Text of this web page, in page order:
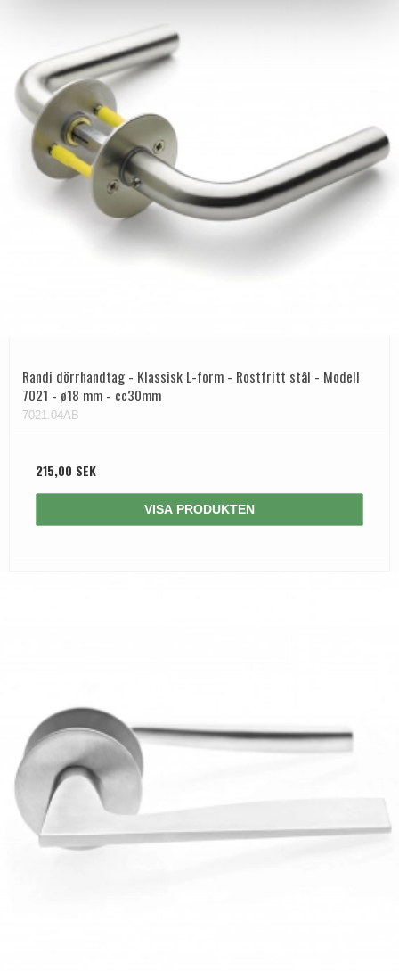
Randi dörrhandtag - Klassisk L-form - Rostfritt stål - Modell
7021 - ø18 mm - cc30mm
7021.04AB
215,00 SEK
VISA PRODUKTEN